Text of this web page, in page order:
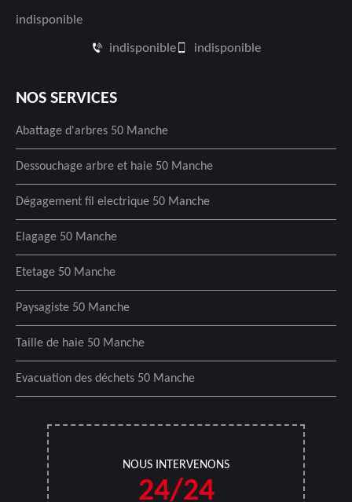
indisponible
indisponible indisponible
NOS SERVICES
Abattage d'arbres 50 Manche
Dessouchage arbre et haie 50 Manche
Dégagement fil electrique 50 Manche
Elagage 50 Manche
Etetage 50 Manche
Paysagiste 50 Manche
Taille de haie 50 Manche
Evacuation des déchets 50 Manche
NOUS INTERVENONS
24/24